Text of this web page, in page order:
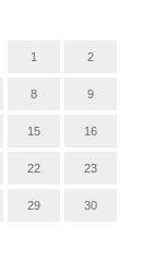
1 2
8 9
15 16
22 23
29 30